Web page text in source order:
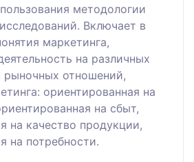
методологии
Включает в
маркетинга,
на различных
рыночных отношений,
ориентированная на
на сбыт,
на качество продукции,
на потребности.